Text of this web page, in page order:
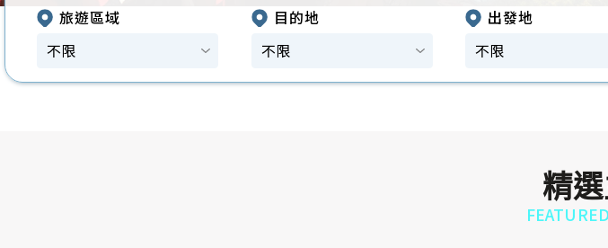
旅遊區域 目的地 出發地
精